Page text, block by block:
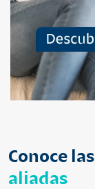
Conoce las
aliadas